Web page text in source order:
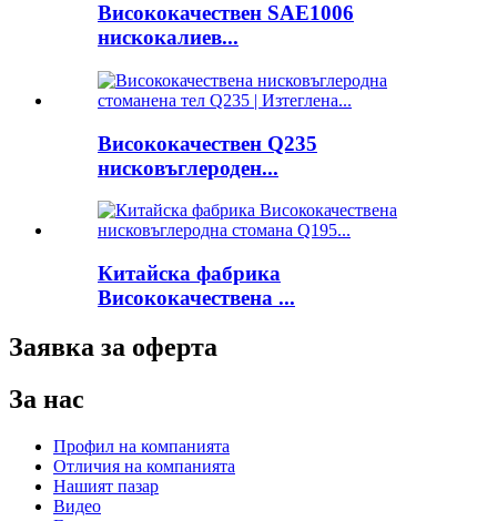
Висококачествен SAE1006
нискокалиев...
Висококачествен Q235
нисковъглероден...
Китайска фабрика
Висококачествена ...
Заявка за оферта
За нас
Профил на компанията
Отличия на компанията
Нашият пазар
Видео